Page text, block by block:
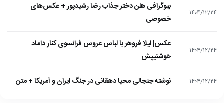
۱۴۰۴/۱۲/۲۴
بیوگرافی هلن دختر جذاب رضا رشیدپور + عکس‌های
خصوصی
۱۴۰۴/۱۲/۲۴
عکس| لیلا فروهر با لباس عروس فرانسوی کنار داماد
خوشتیپش
۱۴۰۴/۱۲/۲۴ نوشته جنجالی محیا دهقانی در جنگ ایران و آمریکا + متن